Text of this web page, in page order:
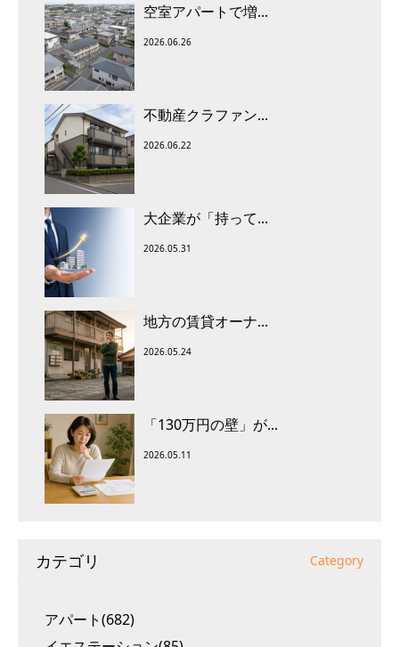
空室アパートで増...
2026.06.26
不動産クラファン...
2026.06.22
大企業が「持って...
2026.05.31
地方の賃貸オーナ...
2026.05.24
「130万円の壁」が...
2026.05.11
カテゴリ Category
アパート(682)